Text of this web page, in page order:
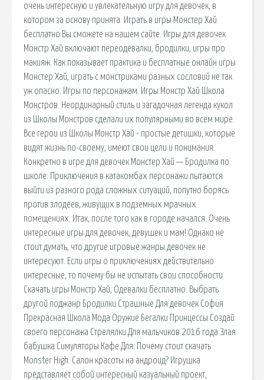
очень интересную и увлекательную игру для девочек, в
котором за основу принята. Играть в игры Монстер Хай
бесплатно Вы сможете на нашем сайте. Игры для девочек
Монстр Хай включают переодевалки, бродилки, игры про
макияж. Как показывает практика и бесплатные онлайн игры
Монстер Хай, играть с монстриками разных сословий не так
уж опасно. Игры по персонажам. Игры Монстр Хай Школа
Монстров. Неординарный стиль и загадочная легенда кукол
из Школы Монстров сделали их популярными во всем мире.
Все герои из Школы Монстр Хай - простые детишки, которые
видят жизнь по-своему, имеют свои цели и понимания.
Конкретно в игре для девочек Монстер Хай — Бродилка по
школе: Приключения в катакомбах персонажи пытаются
выйти из разного рода сложных ситуаций, попутно борясь
против злодеев, живущих в подземных мрачных
помещениях. Итак, после того как в городе начался. Очень
интересные игры для девочек, девушек и мам! Однако не
стоит думать, что другие игровые жанры девочек не
интересуют. Если игры о приключениях действительно
интересные, то почему бы не испытать свои способности.
Скачать игры Монстр Хай, Одевалки бесплатно. Выбрать
другой поджанр Бродилки Страшные Для девочек София
Прекрасная Школа Мода Оружие Бегалки Принцессы Создай
своего персонажа Стрелялки Для мальчиков 2016 года Злая
бабушка Симуляторы Кафе Для. Почему стоит скачать
Monster High: Салон красоты на андроид? Игрушка
представляет собой интересный казуальный проект,